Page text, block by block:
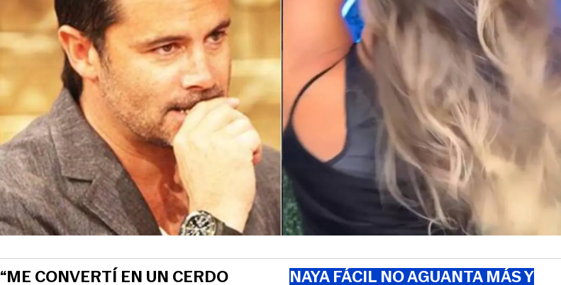
“ME CONVERTÍ EN UN CERDO NAYA FÁCIL NO AGUANTA MÁS Y